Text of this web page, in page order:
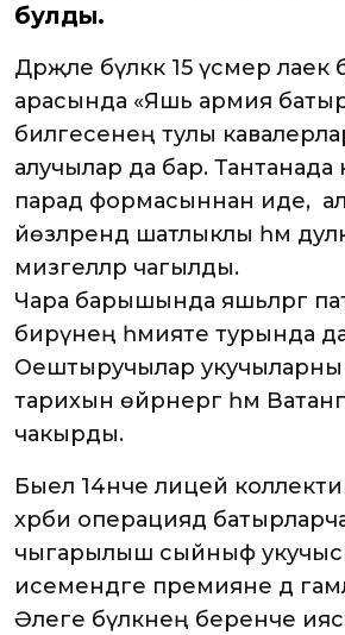
булды.
Дәрәҗәле бүләккә 15 үсмер
арасында «Яшь армия
билгесенең тулы
алучылар да бар.
парад формасыннан иде, ә
йөзләрендә шатлыклы һәм
мизгелләр чагылды.
Чара барышында яшьләргә
бирүнең әһәмияте турында
Оештыручылар укучыларны
тарихын өйрәнергә һәм
чакырды.
Быел 14нче лицей
хәрби операциядә
чыгарылыш сыйныф
исемендәге премияне дә
Әлеге бүләкнең беренче